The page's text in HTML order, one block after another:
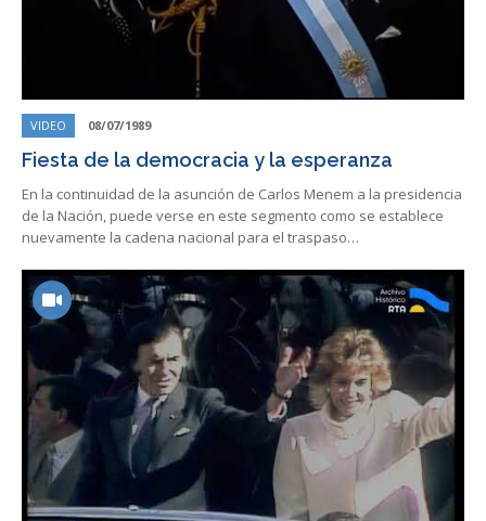
VIDEO 08/07/1989
Fiesta de la democracia y la esperanza
En la continuidad de la asunción de Carlos Menem a la presidencia
de la Nación, puede verse en este segmento como se establece
nuevamente la cadena nacional para el traspaso…